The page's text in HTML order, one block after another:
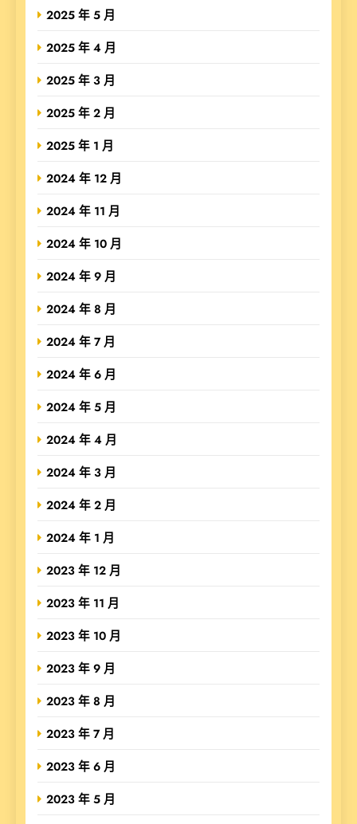
2025 年 5 月
2025 年 4 月
2025 年 3 月
2025 年 2 月
2025 年 1 月
2024 年 12 月
2024 年 11 月
2024 年 10 月
2024 年 9 月
2024 年 8 月
2024 年 7 月
2024 年 6 月
2024 年 5 月
2024 年 4 月
2024 年 3 月
2024 年 2 月
2024 年 1 月
2023 年 12 月
2023 年 11 月
2023 年 10 月
2023 年 9 月
2023 年 8 月
2023 年 7 月
2023 年 6 月
2023 年 5 月